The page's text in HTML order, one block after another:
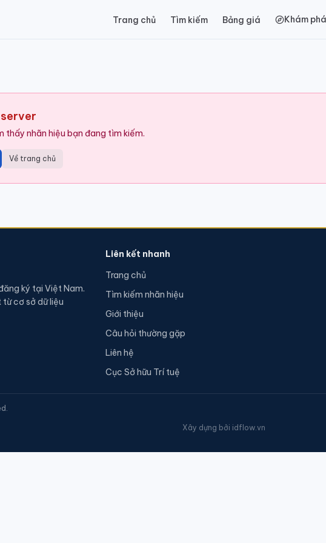
Trang chủ Tìm kiếm Bảng giá Khám phá
thấy nhãn hiệu bạn đang tìm kiếm.
Về trang chủ
ký tại Việt Nam.
cơ sở dữ liệu
Liên kết nhanh
Trang chủ
Tìm kiếm nhãn hiệu
Giới thiệu
Câu hỏi thường gặp
Liên hệ
Cục Sở hữu Trí tuệ
Xây dựng bởi idflow.vn